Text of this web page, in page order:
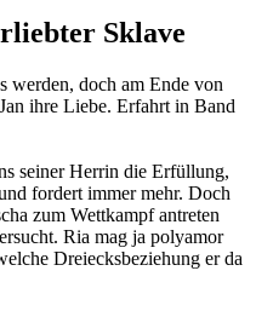
Sklave
werden, doch am Ende von
ihre Liebe. Erfahrt in Band
seiner Herrin die Erfüllung,
fordert immer mehr. Doch
zum Wettkampf antreten
Ria mag ja polyamor
Dreiecksbeziehung er da